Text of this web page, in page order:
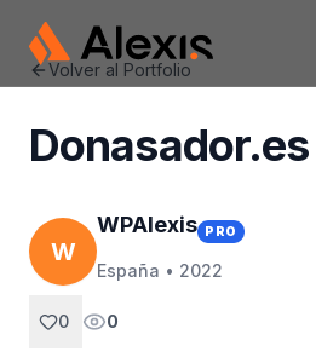
WpAlexis
Volver al Portfolio
Donasador.es
W
WPAlexis PRO
España • 2022
0 0